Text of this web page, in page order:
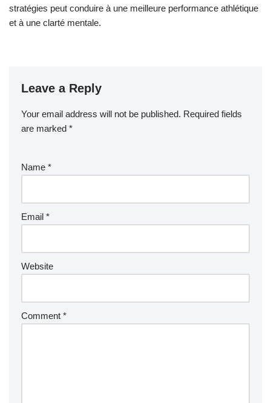
stratégies peut conduire à une meilleure performance athlétique
et à une clarté mentale.
Leave a Reply
Your email address will not be published. Required fields
are marked *
Name *
Email *
Website
Comment *